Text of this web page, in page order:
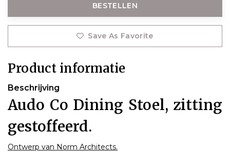
BESTELLEN
Save As Favorite
Product informatie
Beschrijving
Audo Co Dining Stoel, zitting
gestoffeerd.
Ontwerp van Norm Architects.